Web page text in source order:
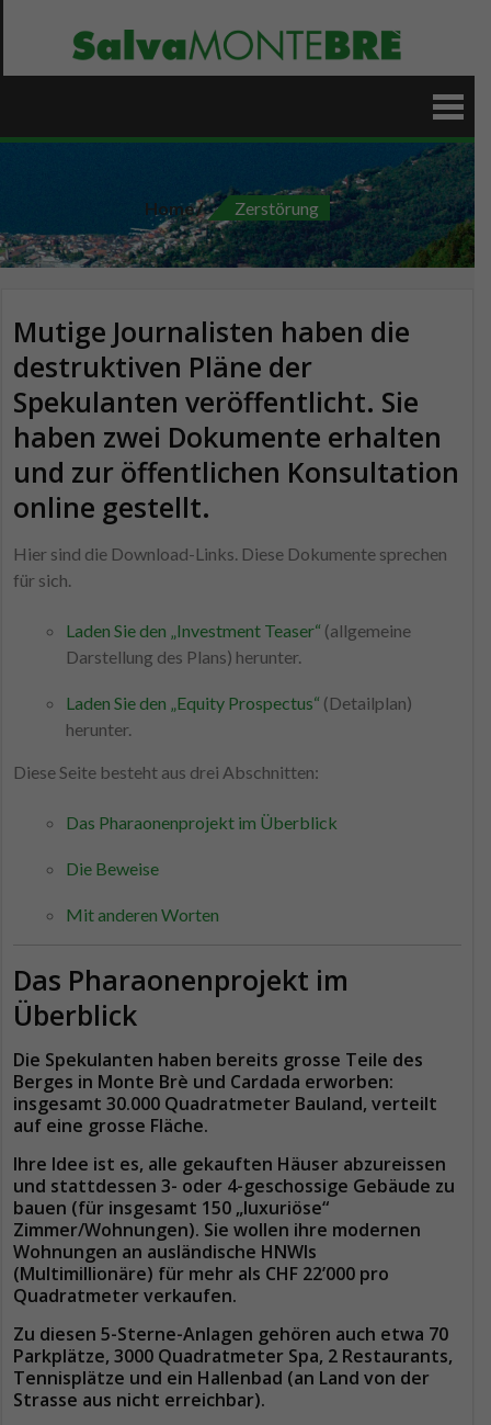
content
Home Zerstörung
Mutige Journalisten haben die
destruktiven Pläne der
Spekulanten veröffentlicht. Sie
haben zwei Dokumente erhalten
und zur öffentlichen Konsultation
online gestellt.
Hier sind die Download-Links. Diese Dokumente sprechen
für sich.
Laden Sie den „Investment Teaser“ (allgemeine
Darstellung des Plans) herunter.
Laden Sie den „Equity Prospectus“ (Detailplan)
herunter.
Diese Seite besteht aus drei Abschnitten:
Das Pharaonenprojekt im Überblick
Die Beweise
Mitanderen Worten
Das Pharaonenprojekt im
Überblick
Die Spekulanten haben bereits grosse Teile des
Berges in Monte Brè und Cardada erworben:
insgesamt 30.000 Quadratmeter Bauland, verteilt
auf eine grosse Fläche.
Ihre Idee ist es, alle gekauften Häuser abzureissen
und stattdessen 3- oder 4-geschossige Gebäude zu
bauen (für insgesamt 150 „luxuriöse“
Zimmer/Wohnungen). Sie wollen ihre modernen
Wohnungen an ausländische HNWIs
(Multimillionäre) für mehr als CHF 22’000 pro
Quadratmeter verkaufen.
Zu diesen 5-Sterne-Anlagen gehören auch etwa 70
Parkplätze, 3000 Quadratmeter Spa, 2 Restaurants,
Tennisplätze und ein Hallenbad (an Land von der
Strasse aus nicht erreichbar).